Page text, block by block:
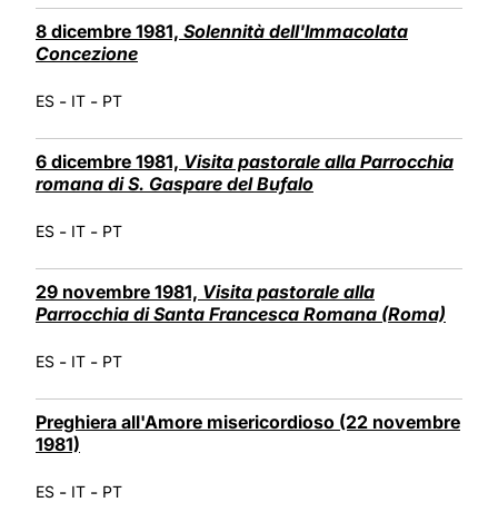
8 dicembre 1981, Solennità dell'Immacolata
Concezione
ES - IT - PT
6 dicembre 1981, Visita pastorale alla Parrocchia
romana di S. Gaspare del Bufalo
ES - IT - PT
29 novembre 1981, Visita pastorale alla
Parrocchia di Santa Francesca Romana (Roma)
ES - IT - PT
Preghiera all'Amore misericordioso (22 novembre
1981)
ES - IT - PT